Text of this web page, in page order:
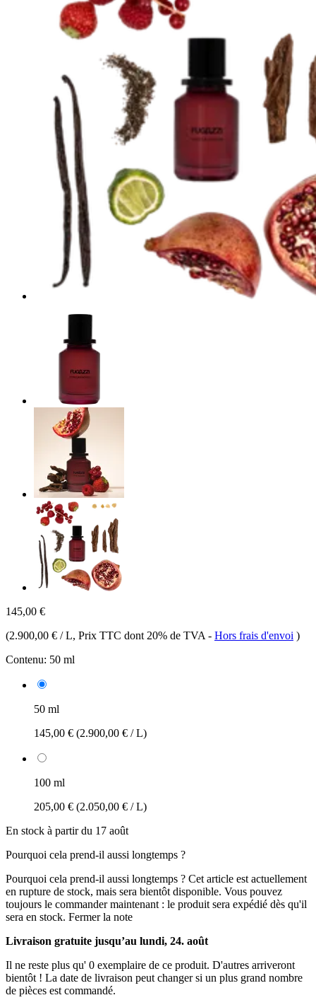
145,00 €
(2.900,00 € / L, Prix TTC dont 20% de TVA - Hors frais d'envoi )
Contenu: 50 ml
50 ml
145,00 € (2.900,00 € / L)
100 ml
205,00 € (2.050,00 € / L)
En stock à partir du 17 août
Pourquoi cela prend-il aussi longtemps ?
Pourquoi cela prend-il aussi longtemps ? Cet article est actuellement
en rupture de stock, mais sera bientôt disponible. Vous pouvez
toujours le commander maintenant : le produit sera expédié dès qu'il
sera en stock. Fermer la note
Livraison gratuite jusqu’au lundi, 24. août
Il ne reste plus qu' 0 exemplaire de ce produit. D'autres arriveront
bientôt ! La date de livraison peut changer si un plus grand nombre
de pièces est commandé.